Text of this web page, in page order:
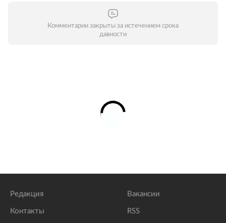
Комментарии закрыты за истечением срока
давности
Редакция
Контакты
Вакансии
RSS